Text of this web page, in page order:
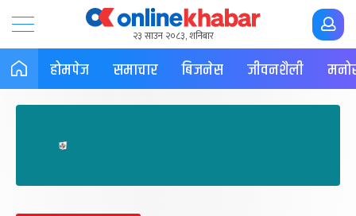
२३ साउन २०८३, शनिबार
होमपेज समाचार बिजनेस जीवनशैली